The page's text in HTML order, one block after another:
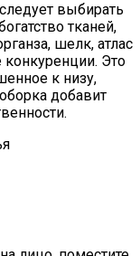
выбирать
тканей,
шелк, атлас
конкуренции. Это
к низу,
добавит